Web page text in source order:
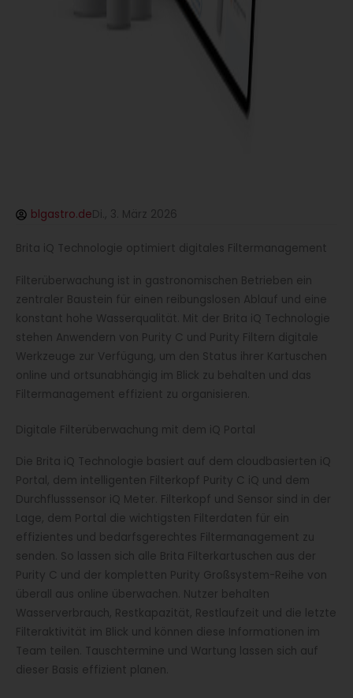
blgastro.deDi., 3. März 2026
Brita iQ Technologie optimiert digitales Filtermanagement
Filterüberwachung ist in gastronomischen Betrieben ein
zentraler Baustein für einen reibungslosen Ablauf und eine
konstant hohe Wasserqualität. Mit der Brita iQ Technologie
stehen Anwendern von Purity C und Purity Filtern digitale
Werkzeuge zur Verfügung, um den Status ihrer Kartuschen
online und ortsunabhängig im Blick zu behalten und das
Filtermanagement effizient zu organisieren.
Digitale Filterüberwachung mit dem iQ Portal
Die Brita iQ Technologie basiert auf dem cloudbasierten iQ
Portal, dem intelligenten Filterkopf Purity C iQ und dem
Durchflusssensor iQ Meter. Filterkopf und Sensor sind in der
Lage, dem Portal die wichtigsten Filterdaten für ein
effizientes und bedarfsgerechtes Filtermanagement zu
senden. So lassen sich alle Brita Filterkartuschen aus der
Purity C und der kompletten Purity Großsystem-Reihe von
überall aus online überwachen. Nutzer behalten
Wasserverbrauch, Restkapazität, Restlaufzeit und die letzte
Filteraktivität im Blick und können diese Informationen im
Team teilen. Tauschtermine und Wartung lassen sich auf
dieser Basis effizient planen.